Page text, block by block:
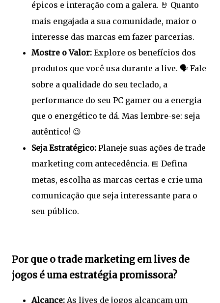
épicos e interação com a galera. 🤘 Quanto
mais engajada a sua comunidade, maior o
interesse das marcas em fazer parcerias.
Mostre o Valor: Explore os benefícios dos
produtos que você usa durante a live. 🗣️ Fale
sobre a qualidade do seu teclado, a
performance do seu PC gamer ou a energia
que o energético te dá. Mas lembre-se: seja
autêntico! 😉
Seja Estratégico: Planeje suas ações de trade
marketing com antecedência. 📅 Defina
metas, escolha as marcas certas e crie uma
comunicação que seja interessante para o
seu público.
Por que o trade marketing em lives de
jogos é uma estratégia promissora?
Alcance: As lives de jogos alcançam um